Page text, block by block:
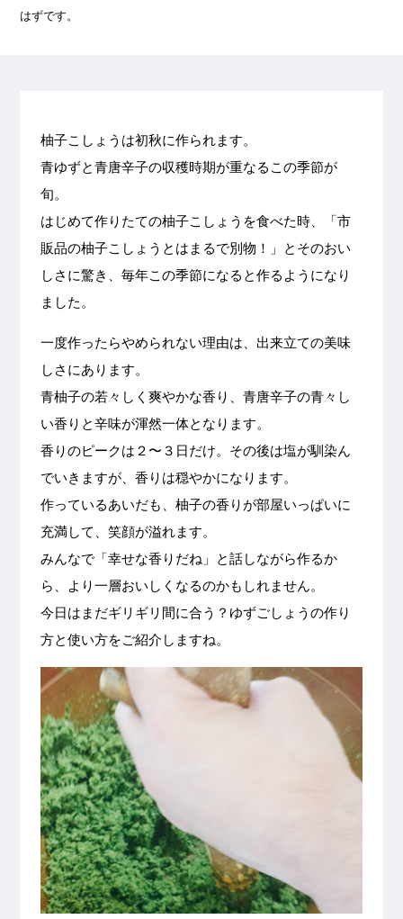
はずです。
柚子こしょうは初秋に作られます。
青ゆずと青唐辛子の収穫時期が重なるこの季節が
旬。
はじめて作りたての柚子こしょうを食べた時、「市
販品の柚子こしょうとはまるで別物！」とそのおい
しさに驚き、毎年この季節になると作るようになり
ました。
一度作ったらやめられない理由は、出来立ての美味
しさにあります。
青柚子の若々しく爽やかな香り、青唐辛子の青々し
い香りと辛味が渾然一体となります。
香りのピークは２〜３日だけ。その後は塩が馴染ん
でいきますが、香りは穏やかになります。
作っているあいだも、柚子の香りが部屋いっぱいに
充満して、笑顔が溢れます。
みんなで「幸せな香りだね」と話しながら作るか
ら、より一層おいしくなるのかもしれません。
今日はまだギリギリ間に合う？ゆずごしょうの作り
方と使い方をご紹介しますね。